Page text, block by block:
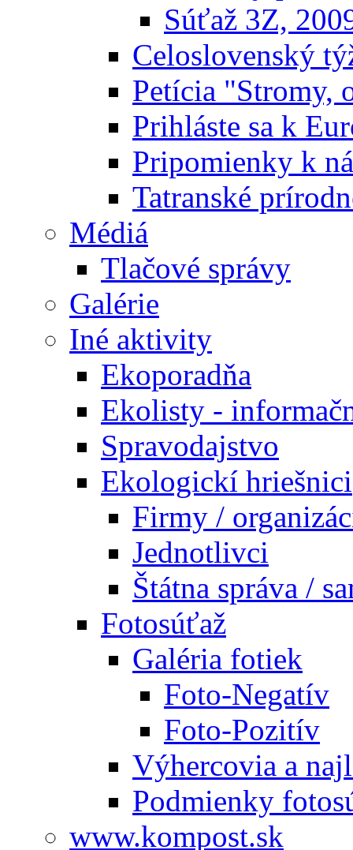
Súťaž 3Z,
Celoslovenský
Petícia "Stromy,
Prihláste sa k
Pripomienky k
Tatranské
Médiá
Tlačové správy
Galérie
Iné aktivity
Ekoporadňa
Ekolisty -
Spravodajstvo
Ekologickí hriešnici
Firmy /
Jednotlivci
Štátna správa /
Fotosúťaž
Galéria fotiek
Foto-Negatív
Foto-Pozitív
Výhercovia a
Podmienky
www.kompost.sk